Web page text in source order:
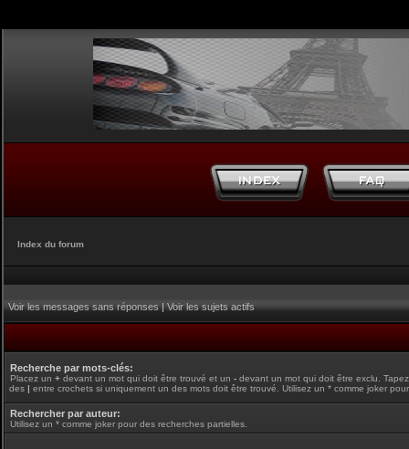
Index du forum
Voir les messages sans réponses|Voir les sujets actifs
Recherche par mots-clés:
Placez un + devant un mot qui doit être trouvé et un - devant un mot qui doit être exclu.
des | entre crochets si uniquement un des mots doit être trouvé. Utilisez un * comme joker
Rechercher par auteur:
Utilisez un * comme joker pour des recherches partielles.